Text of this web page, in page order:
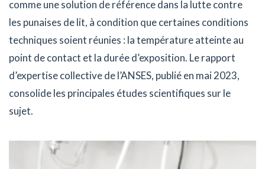
comme une solution de référence dans la lutte contre
les punaises de lit, à condition que certaines conditions
techniques soient réunies : la température atteinte au
point de contact et la durée d’exposition. Le rapport
d’expertise collective de l’ANSES, publié en mai 2023,
consolide les principales études scientifiques sur le
sujet.